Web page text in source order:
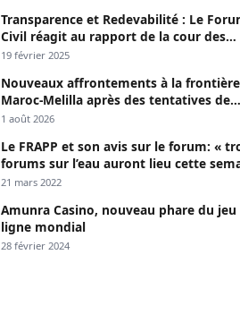
Transparence et Redevabilité : Le
Civil réagit au rapport de la cour des
comptes
19 février 2025
Nouveaux affrontements à la frontière
Maroc-Melilla après des tentatives de
passage
1 août 2026
Le FRAPP et son avis sur le forum: «
forums sur l’eau auront lieu cette
Dakar »
21 mars 2022
Amunra Casino, nouveau phare du jeu
ligne mondial
28 février 2024